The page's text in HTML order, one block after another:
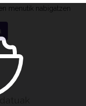
menutik nabigatzen